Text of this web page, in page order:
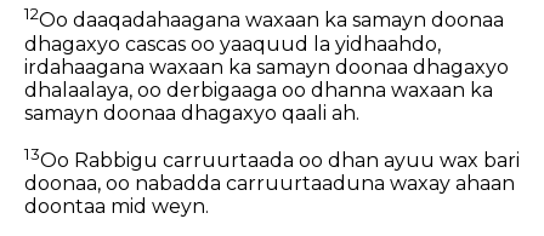
12Oo daaqadahaagana waxaan ka samayn doonaa
dhagaxyo cascas oo yaaquud la yidhaahdo,
irdahaagana waxaan ka samayn doonaa dhagaxyo
dhalaalaya, oo derbigaaga oo dhanna waxaan ka
samayn doonaa dhagaxyo qaali ah.
13Oo Rabbigu carruurtaada oo dhan ayuu wax bari
doonaa, oo nabadda carruurtaaduna waxay ahaan
doontaa mid weyn.